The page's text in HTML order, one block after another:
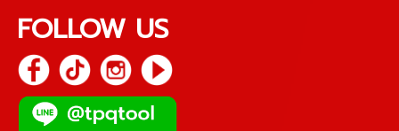
FOLLOW US